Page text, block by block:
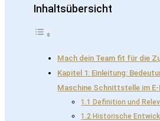
Inhaltsübersicht
Mach dein Team fit für die
Kapitel 1: Einleitung:
Maschine Schnittstelle im E-
1.1 Definition und
1.2 Historische